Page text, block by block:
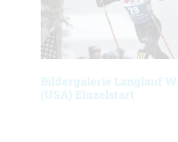
Bildergalerie Langlauf
(USA) Einzelstart